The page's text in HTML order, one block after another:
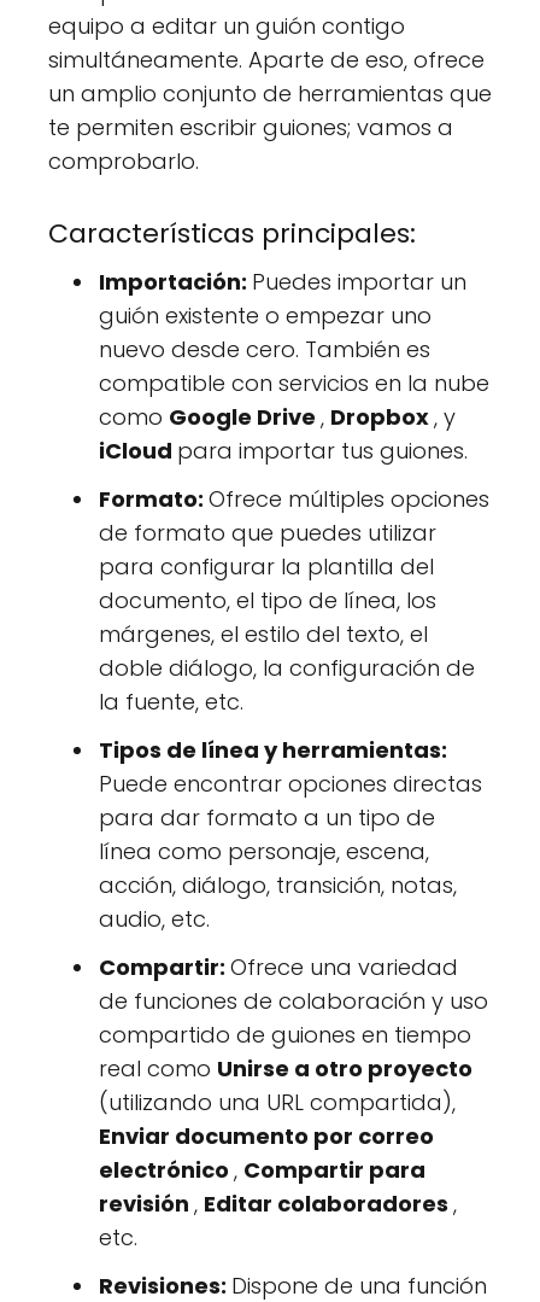
equipo a editar un guión contigo
simultáneamente. Aparte de eso, ofrece
un amplio conjunto de herramientas que
te permiten escribir guiones; vamos a
comprobarlo.
Características principales:
Importación: Puedes importar un
guión existente o empezar uno
nuevo desde cero. También es
compatible con servicios en la nube
como Google Drive , Dropbox, y
iCloud para importar tus guiones.
Formato: Ofrece múltiples opciones
de formato que puedes utilizar
para configurar la plantilla del
documento, el tipo de línea, los
márgenes, el estilo del texto, el
doble diálogo, la configuración de
la fuente, etc.
Tipos de línea y herramientas:
Puede encontrar opciones directas
para dar formato a un tipo de
línea como personaje, escena,
acción, diálogo, transición, notas,
audio, etc.
Compartir: Ofrece una variedad
de funciones de colaboración y uso
compartido de guiones en tiempo
real como Unirse a otro proyecto
(utilizando una URL compartida),
Enviar documento por correo
electrónico , Compartir para
revisión , Editar colaboradores ,
etc.
Revisiones: Dispone de una función